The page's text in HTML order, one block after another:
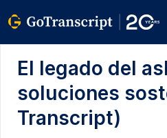
El legado del
soluciones
Transcript)